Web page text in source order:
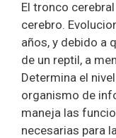
El tronco
cerebro.
años, y debido a
de un reptil, a
Determina el
organismo de
maneja las
necesarias para